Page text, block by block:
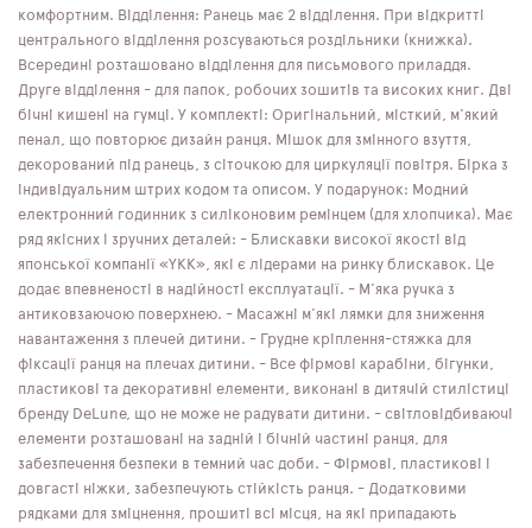
комфортним. Відділення: Ранець має 2 відділення. При відкритті
центрального відділення розсуваються роздільники (книжка).
Всередині розташовано відділення для письмового приладдя.
Друге відділення - для папок, робочих зошитів та високих книг. Дві
бічні кишені на гумці. У комплекті: Оригінальний, місткий, м'який
пенал, що повторює дизайн ранця. Мішок для змінного взуття,
декорований під ранець, з сіточкою для циркуляції повітря. Бірка з
індивідуальним штрих кодом та описом. У подарунок: Модний
електронний годинник з силіконовим ремінцем (для хлопчика). Має
ряд якісних і зручних деталей: - Блискавки високої якості від
японської компанії «YKK», які є лідерами на ринку блискавок. Це
додає впевненості в надійності експлуатації. - М'яка ручка з
антиковзаючою поверхнею. - Масажні м'які лямки для зниження
навантаження з плечей дитини. - Грудне кріплення-стяжка для
фіксації ранця на плечах дитини. - Все фірмові карабіни, бігунки,
пластикові та декоративні елементи, виконані в дитячій стилістиці
бренду DeLune, що не може не радувати дитини. - світловідбиваючі
елементи розташовані на задній і бічній частині ранця, для
забезпечення безпеки в темний час доби. - Фірмові, пластикові і
довгасті ніжки, забезпечують стійкість ранця. - Додатковими
рядками для зміцнення, прошиті всі місця, на які припадають